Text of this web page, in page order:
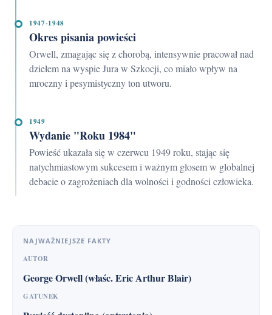
1947-1948
Okres pisania powieści
Orwell, zmagając się z chorobą, intensywnie pracował nad
dziełem na wyspie Jura w Szkocji, co miało wpływ na
mroczny i pesymistyczny ton utworu.
1949
Wydanie "Roku 1984"
Powieść ukazała się w czerwcu 1949 roku, stając się
natychmiastowym sukcesem i ważnym głosem w globalnej
debacie o zagrożeniach dla wolności i godności człowieka.
NAJWAŻNIEJSZE FAKTY
AUTOR
George Orwell (właśc. Eric Arthur Blair)
GATUNEK